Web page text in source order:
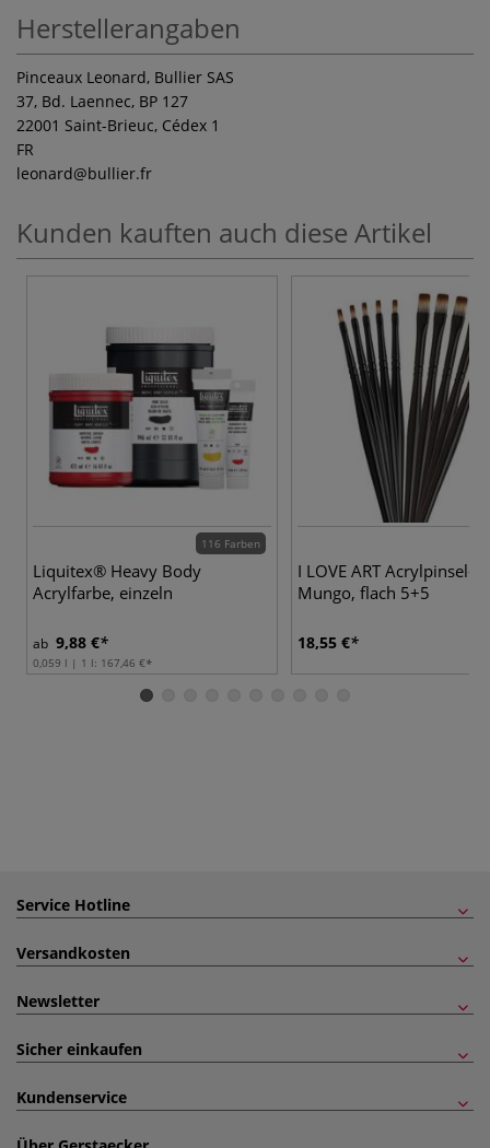
Herstellerangaben
Pinceaux Leonard, Bullier SAS
37, Bd. Laennec, BP 127
22001 Saint-Brieuc, Cédex 1
FR
leonard@bullier.fr
Kunden kauften auch diese Artikel
116 Farben
Liquitex® Heavy Body
Acrylfarbe, einzeln
ab 9,88 €
0,059 l | 1 l: 167,46 €
I LOVE ART Acrylpinsel-
Mungo, flach 5+5
18,55 €
Service Hotline
Versandkosten
Newsletter
Sicher einkaufen
Kundenservice